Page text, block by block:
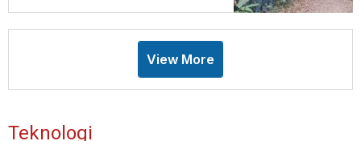
View More
Teknologi